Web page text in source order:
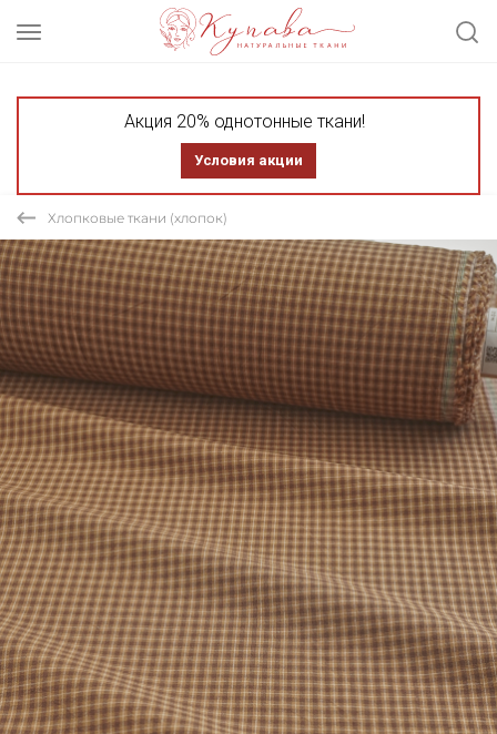
Акция 20% однотонные ткани!
Условия акции
Хлопковые ткани (хлопок)